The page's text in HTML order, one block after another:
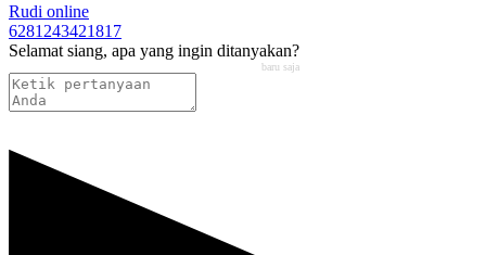
Rudi online
6281243421817
Selamat siang, apa yang ingin ditanyakan?
baru saja